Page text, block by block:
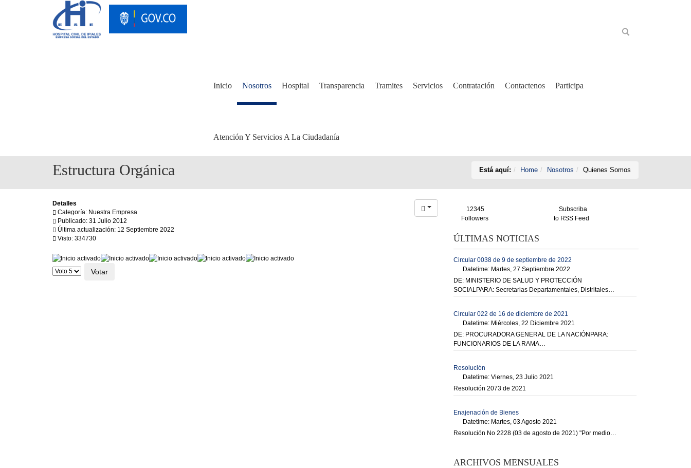
Inicio Nosotros Hospital Transparencia Tramites Servicios Contratación Contactenos Participa
Atención Y Servicios A La Ciudadanía
Está aquí: Home Nosotros Quienes Somos
Estructura Orgánica
Detalles
Categoría: Nuestra Empresa
Publicado: 31 Julio 2012
Última actualización: 12 Septiembre 2022
Visto: 334730
Ratio:5/5
Por
favor,
12345
Followers
Subscriba
to RSS Feed
ÚLTIMAS NOTICIAS
Circular 0038 de 9 de septiembre de 2022
Datetime: Martes, 27 Septiembre 2022
DE: MINISTERIO DE SALUD Y PROTECCIÓN
SOCIALPARA: Secretarias Departamentales, Distritales…
Circular 022 de 16 de diciembre de 2021
Datetime: Miércoles, 22 Diciembre 2021
DE: PROCURADORA GENERAL DE LA NACIÓNPARA:
FUNCIONARIOS DE LA RAMA…
Resolución
Datetime: Viernes, 23 Julio 2021
Resolución 2073 de 2021
Enajenación de Bienes
Datetime: Martes, 03 Agosto 2021
Resolución No 2228 (03 de agosto de 2021) "Por medio…
ARCHIVOS MENSUALES